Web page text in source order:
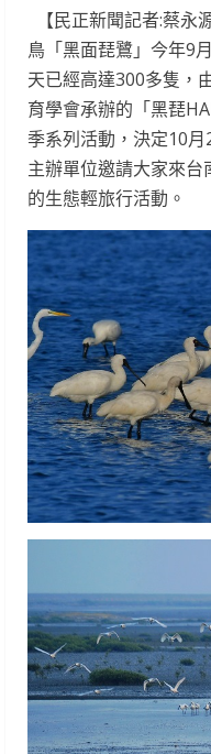
【民正新聞記者:蔡永
鳥「黑面琵鷺」今年9
天已經高達300多隻，
育學會承辦的「黑琵
季系列活動，決定10
主辦單位邀請大家來
的生態輕旅行活動。